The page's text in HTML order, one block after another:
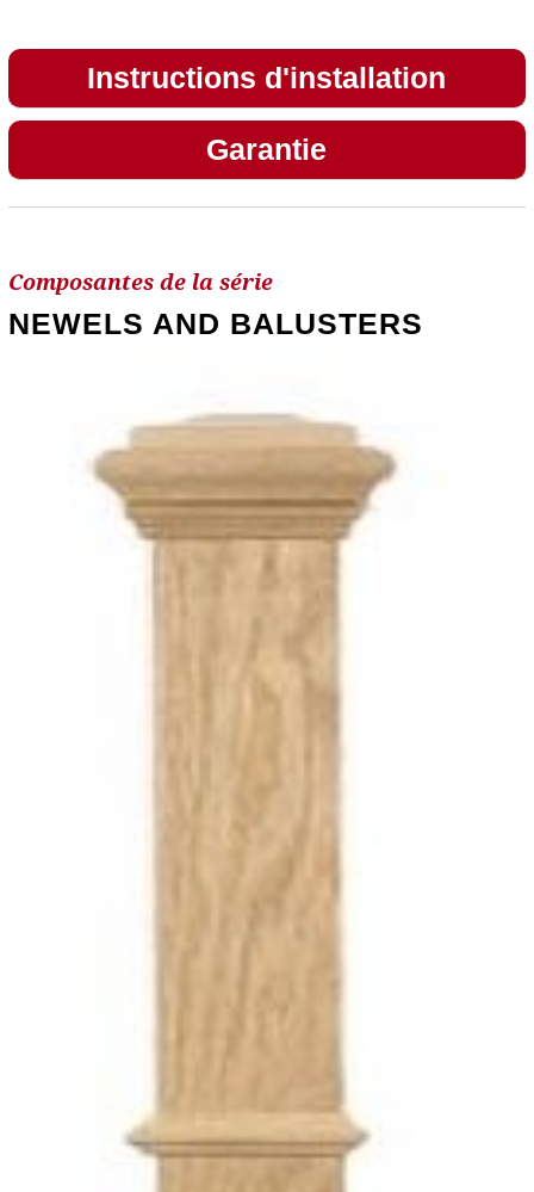
Instructions d'installation
Garantie
Composantes de la série
NEWELS AND BALUSTERS